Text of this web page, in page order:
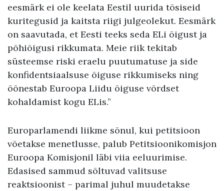
eesmärk ei ole keelata Eestil uurida tõsiseid
kuritegusid ja kaitsta riigi julgeolekut. Eesmärk
on saavutada, et Eesti teeks seda ELi õigust ja
põhiõigusi rikkumata. Meie riik tekitab
süsteemse riski eraelu puutumatuse ja side
konfidentsiaalsuse õiguse rikkumiseks ning
õõnestab Euroopa Liidu õiguse võrdset
kohaldamist kogu ELis.”
Europarlamendi liikme sõnul, kui petitsioon
võetakse menetlusse, palub Petitsioonikomisjon
Euroopa Komisjonil läbi viia eeluurimise.
Edasised sammud sõltuvad valitsuse
reaktsioonist – parimal juhul muudetakse